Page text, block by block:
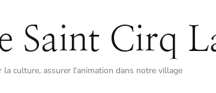
Saint Cirq
la culture, assurer l'animation dans notre village